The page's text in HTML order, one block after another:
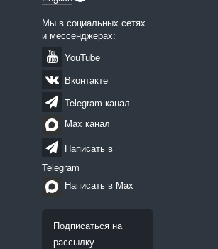
Мы в социальных сетях
и мессенджерах:
YouTube
Вконтакте
Telegram канал
Max канал
Написать в
Telegram
Написать в Max
Подписаться на
рассылку